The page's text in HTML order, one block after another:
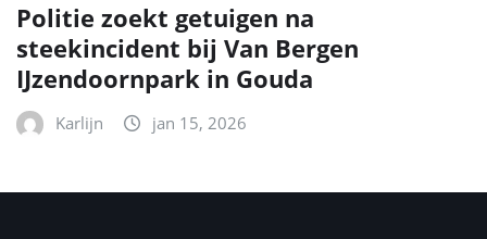
Politie zoekt getuigen na
steekincident bij Van Bergen
IJzendoornpark in Gouda
Karlijn jan 15, 2026